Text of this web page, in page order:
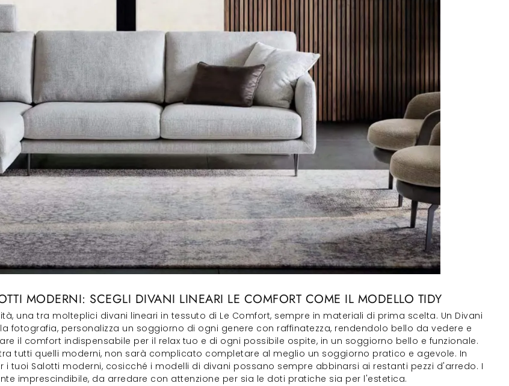
MODERNI: SCEGLI DIVANI LINEARI LE COMFORT COME IL MODELLO TIDY
una tra molteplici divani lineari in tessuto di Le Comfort, sempre in materiali di prima scelta. Un Divani
fotografia, personalizza un soggiorno di ogni genere con raffinatezza, rendendolo bello da vedere e
il comfort indispensabile per il relax tuo e di ogni possibile ospite, in un soggiorno bello e funzionale.
tutti quelli moderni, non sarà complicato completare al meglio un soggiorno pratico e agevole. In
tuoi Salotti moderni, cosicché i modelli di divani possano sempre abbinarsi ai restanti pezzi d'arredo. I
imprescindibile, da arredare con attenzione per sia le doti pratiche sia per l'estetica.